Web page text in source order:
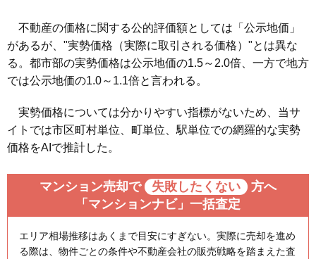
不動産の価格に関する公的評価額としては「公示地価」
があるが、"実勢価格（実際に取引される価格）"とは異な
る。都市部の実勢価格は公示地価の1.5～2.0倍、一方で地方
では公示地価の1.0～1.1倍と言われる。
実勢価格については分かりやすい指標がないため、当サ
イトでは市区町村単位、町単位、駅単位での網羅的な実勢
価格をAIで推計した。
マンション売却で 失敗したくない
方へ
「マンションナビ」一括査定
エリア相場推移はあくまで目安にすぎない。実際に売却を進め
る際は、物件ごとの条件や不動産会社の販売戦略を踏まえた査